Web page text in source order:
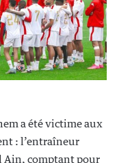
a été victime aux
: l’entraîneur
Ain, comptant pour